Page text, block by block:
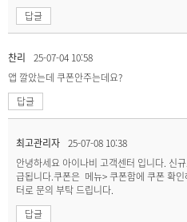
답글
찬리
25-07-04 10:58
앱 깔았는데 쿠폰안주는데요?
답글
최고관리자 25-07-08 10:38
안녕하세요 아이나비 고객센터 입니다. 신
급됩니다.쿠폰은 메뉴> 쿠폰함에 쿠폰 확
터로 문의 부탁 드립니다.
답글